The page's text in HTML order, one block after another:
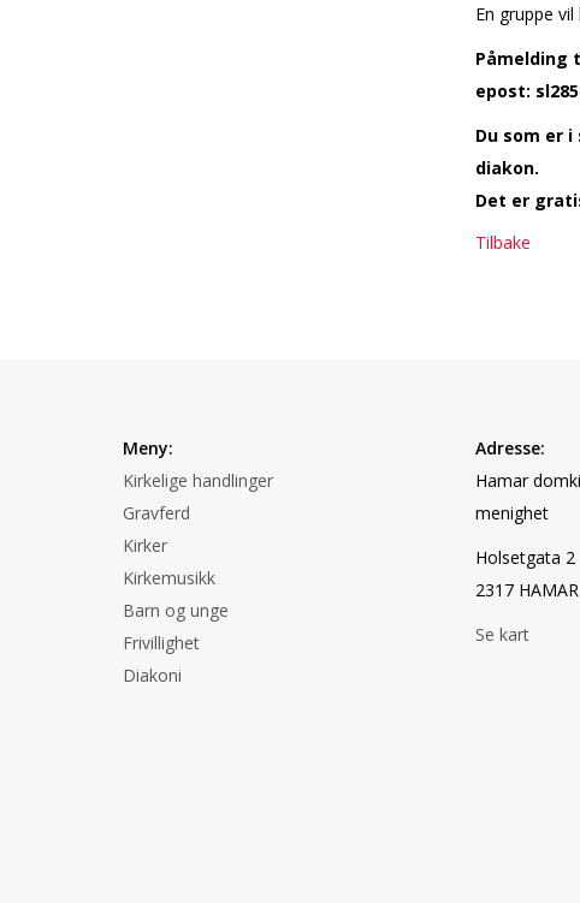
En gruppe
Påmelding
epost:
Du som er
diakon.
Det er
Tilbake
Meny:
Kirkelige handlinger
Gravferd
Kirker
Kirkemusikk
Barn og unge
Frivillighet
Diakoni
Adresse:
Hamar
menighet
Holsetgata 2
2317 HAMAR
Se kart